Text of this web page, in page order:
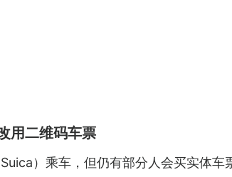
用二维码车票
）乘车，但仍有部分人会买实体